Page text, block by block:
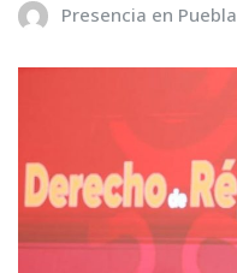
Presencia en Puebla